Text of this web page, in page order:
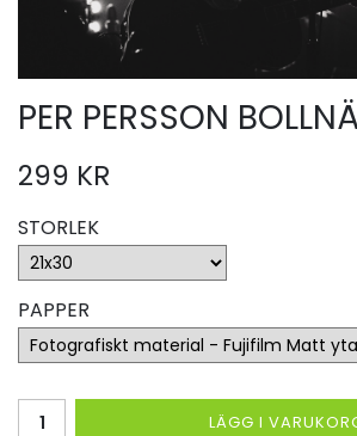
PER PERSSON
299 KR
STORLEK
PAPPER
LÄGG I